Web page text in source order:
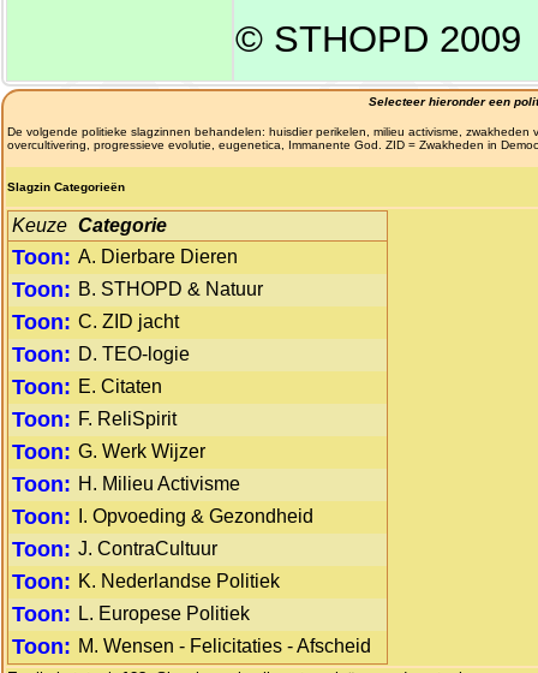
© STHOPD 2009
Selecteer hieronder een
De volgende politieke slagzinnen behandelen: huisdier perikelen, milieu activisme,
overcultivering, progressieve evolutie, eugenetica, Immanente God. ZID = Zwakheden in
Slagzin Categorieën
Keuze Categorie
Toon: A. Dierbare Dieren
Toon: B. STHOPD & Natuur
Toon: C. ZID jacht
Toon: D. TEO-logie
Toon: E. Citaten
Toon: F. ReliSpirit
Toon: G. Werk Wijzer
Toon: H. Milieu Activisme
Toon: I. Opvoeding & Gezondheid
Toon: J. ContraCultuur
Toon: K. Nederlandse Politiek
Toon: L. Europese Politiek
Toon: M. Wensen - Felicitaties - Afscheid